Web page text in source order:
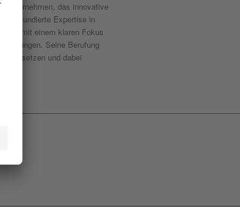
das innovative
fundierte Expertise in
mit einem klaren Fokus
Seine Berufung
und dabei